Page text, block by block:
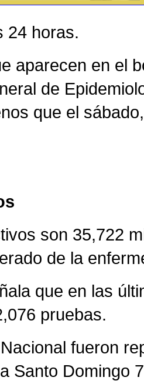
24 horas.
aparecen en el
de
que el
son 35,722
de la
que en las
pruebas.
fueron
Santo Domingo